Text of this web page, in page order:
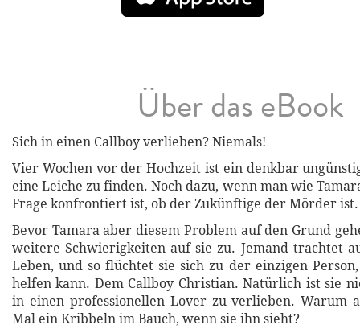
Über das eBook
Sich in einen Callboy verlieben? Niemals!
Vier Wochen vor der Hochzeit ist ein denkbar
eine Leiche zu finden. Noch dazu, wenn man wie
Frage konfrontiert ist, ob der Zukünftige der Mörder ist.
Bevor Tamara aber diesem Problem auf den Grund
weitere Schwierigkeiten auf sie zu. Jemand trachtet
Leben, und so flüchtet sie sich zu der einzigen
helfen kann. Dem Callboy Christian. Natürlich ist sie
in einen professionellen Lover zu verlieben. Warum
Mal ein Kribbeln im Bauch, wenn sie ihn sieht?